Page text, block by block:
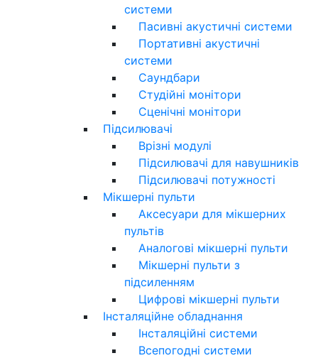
системи
Пасивні акустичні системи
Портативні акустичні
системи
Саундбари
Студійні монітори
Сценічні монітори
Підсилювачі
Врізні модулі
Підсилювачі для навушників
Підсилювачі потужності
Мікшерні пульти
Аксесуари для мікшерних
пультів
Аналогові мікшерні пульти
Мікшерні пульти з
підсиленням
Цифрові мікшерні пульти
Інсталяційне обладнання
Інсталяційні системи
Всепогодні системи